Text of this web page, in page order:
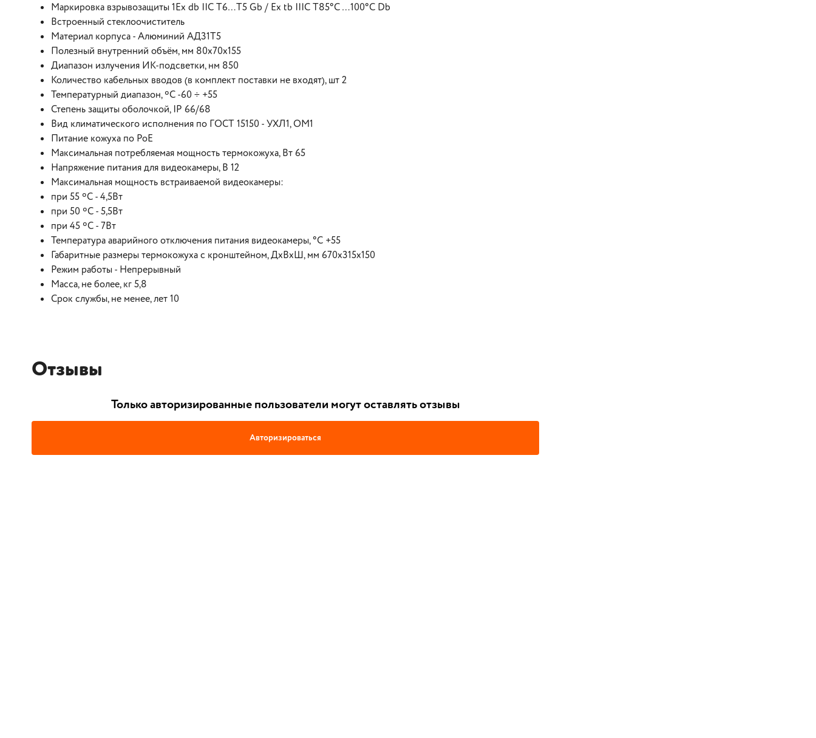
Маркировка взрывозащиты 1Ex db IIC T6…Т5 Gb / Ex tb IIIC T85°C …100°C Db
Встроенный стеклоочиститель
Материал корпуса - Алюминий АД31Т5
Полезный внутренний объём, мм 80х70х155
Диапазон излучения ИК-подсветки, нм 850
Количество кабельных вводов (в комплект поставки не входят), шт 2
Температурный диапазон, ºC -60 ÷ +55
Степень защиты оболочкой, IP 66/68
Вид климатического исполнения по ГОСТ 15150 - УХЛ1, ОМ1
Питание кожуха по PoE
Максимальная потребляемая мощность термокожуха, Вт 65
Напряжение питания для видеокамеры, В 12
Максимальная мощность встраиваемой видеокамеры:
при 55 ºС - 4,5Вт
при 50 ºС - 5,5Вт
при 45 ºС - 7Вт
Температура аварийного отключения питания видеокамеры, °С +55
Габаритные размеры термокожуха с кронштейном, ДхВхШ, мм 670х315х150
Режим работы - Непрерывный
Масса, не более, кг 5,8
Срок службы, не менее, лет 10
Отзывы
Только авторизированные пользователи могут оставлять отзывы
Авторизироваться